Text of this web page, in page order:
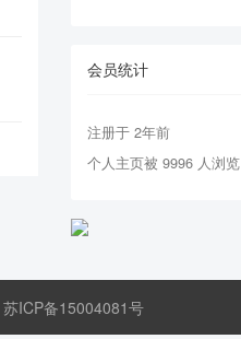
会员统计
注册于 2年前
个人主页被 9996 人浏览
苏ICP备15004081号